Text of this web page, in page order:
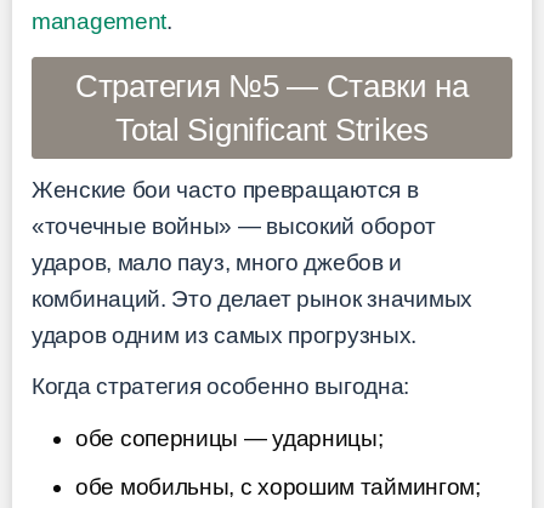
management.
Стратегия №5 — Ставки на
Total Significant Strikes
Женские бои часто превращаются в
«точечные войны» — высокий оборот
ударов, мало пауз, много джебов и
комбинаций. Это делает рынок значимых
ударов одним из самых прогрузных.
Когда стратегия особенно выгодна:
обе соперницы — ударницы;
обе мобильны, с хорошим таймингом;